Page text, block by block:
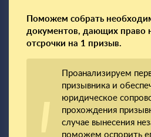
Поможем собрать
документов, дающих право
отсрочки на 1 призыв.
Проанализируем
призывника и
юридическое
прохождения
случае вынесения
поможем оспорить